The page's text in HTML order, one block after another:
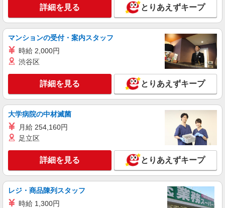
アスケア訪問入浴 太白
看護師（訪問入浴）
月給258,000円〜274,000円（地域による） 別
途交通費支給（30000円上限/月） 別途残業手当
（月平均残業時間20時間）残業代全額支給
アスケア訪問入浴 太白 宮城県仙台市太白区
富沢一丁目8番10号 ロジュマンⅡD棟105号室
キープ 詳細を見る
業務委託
SOMPOヘルスサポート株式会社 全支援対応コース
保健師・管理栄養士 特定保健指導
業所一括面談(対面) 1日：10,000円〜14,716円 ・
個別訪問(対面) 1件：4,286円〜5,239円 ・遠隔面
談 1件：1,500〜1,691円 ・電話支援 1件：
1,000円〜1,429円 ・ICTメール支援 1件：500円
※上記金額に消費税を加えた金額をお支払いいた
します ※交通費・電話代は弊社負担。その他、支
【活動エリア】宮城県仙台市太白区及びその周
辺
キープ 詳細を見る
詳細を見る とりあえずキープ
マンションの受付・案内スタッフ
時給 2,000円
渋谷区
詳細を見る とりあえずキープ
大学病院の中材滅菌
月給 254,160円
足立区
詳細を見る とりあえずキープ
レジ・商品陳列スタッフ
時給 1,300円